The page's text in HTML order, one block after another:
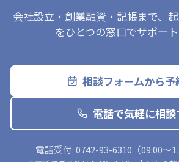
会社設立・創業融資・記帳まで、
をひとつの窓口でサポート
相談フォームから予
電話で気軽に相談
電話受付:0742-93-6310 （09:00〜